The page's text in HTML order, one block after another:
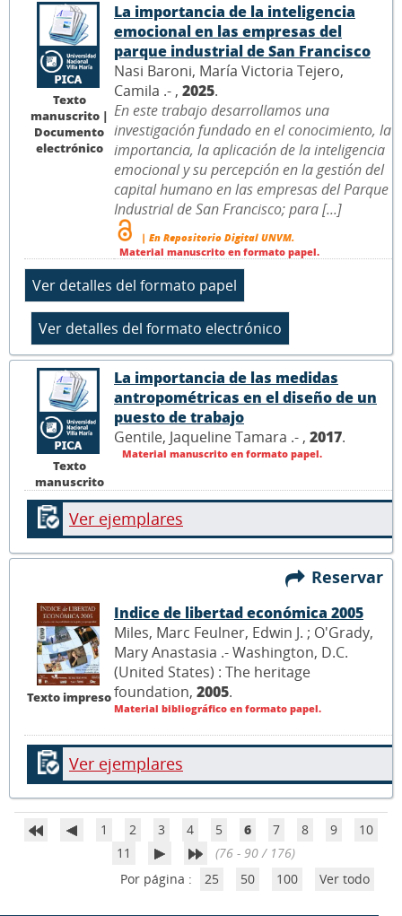
Texto
manuscrito |
Documento
electrónico
La importancia de la inteligencia
emocional en las empresas del
parque industrial de San Francisco
Nasi Baroni, María Victoria Tejero,
Camila .- , 2025.
En este trabajo desarrollamos una
investigación fundado en el conocimiento, la
importancia, la aplicación de la inteligencia
emocional y su percepción en la gestión del
capital humano en las empresas del Parque
Industrial de San Francisco; para [...]
| En Repositorio Digital UNVM.
Material manuscrito en formato papel.
Texto
manuscrito
La importancia de las medidas
antropométricas en el diseño de un
puesto de trabajo
Gentile, Jaqueline Tamara .- , 2017.
Material manuscrito en formato papel.
Ver ejemplares
Reservar
Texto impreso
Indice de libertad económica 2005
Miles, Marc Feulner, Edwin J. ; O'Grady,
Mary Anastasia .- Washington, D.C.
(United States) : The heritage
foundation, 2005.
Material bibliográfico en formato papel.
Ver ejemplares
1 2 3 4 5 6 7 8 9
10
11
(76 - 90 / 176)
Por página :
25 50 100 Ver todo